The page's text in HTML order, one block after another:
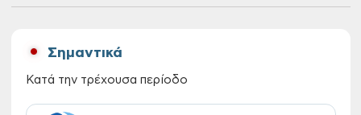
Σημαντικά
Κατά την τρέχουσα περίοδο